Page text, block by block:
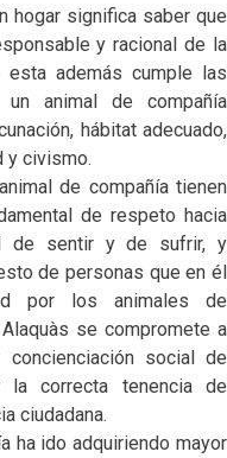
hogar significa saber que
y racional de la
además cumple las
animal de compañía
hábitat adecuado,
y civismo.
de compañía tienen
de respeto hacia
de sentir y de sufrir, y
de personas que en él
por los animales de
se compromete a
social de
la correcta tenencia de
ciudadana.
ha ido adquiriendo mayor